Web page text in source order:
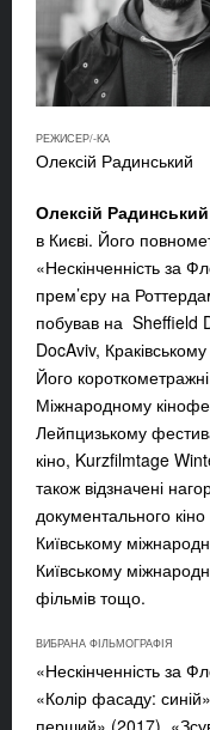
РЕЖИСЕР/-КА
Олексій Радинський
Олексій Радинський
в Києві. Його
«Нескінченність за
прем’єру на
побував на Sheffield
DocAviv,
Його
Міжнародному
Лейпцизькому
кіно, Kurzfilmtage
також відзначені
документального
Київському
Київському
фільмів тощо.
ВИБРАНА ФІЛЬМОГРАФІЯ
«Нескінченність за
«Колір фасаду: